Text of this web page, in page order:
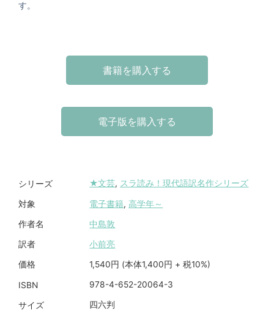
す。
書籍を購入する
電子版を購入する
シリーズ ★文芸, スラ読み！現代語訳名作シリーズ
対象 電子書籍, 高学年～
作者名 中島敦
訳者 小前亮
価格 1,540円 (本体1,400円 + 税10%)
ISBN 978-4-652-20064-3
サイズ 四六判